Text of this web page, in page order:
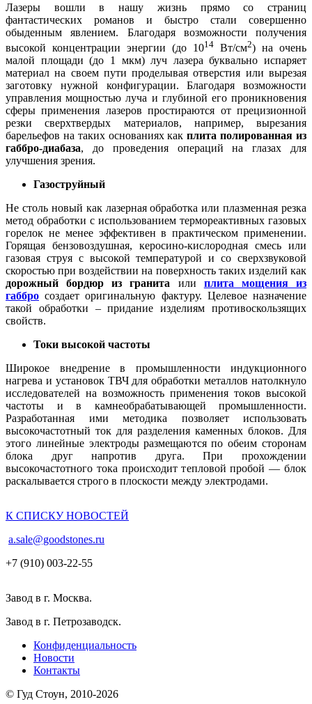
Лазеры вошли в нашу жизнь прямо со страниц
фантастических романов и быстро стали совершенно
обыденным явлением. Благодаря возможности получения
высокой концентрации энергии (до 1014 Вт/см2) на очень
малой площади (до 1 мкм) луч лазера буквально испаряет
материал на своем пути проделывая отверстия или вырезая
заготовку нужной конфигурации. Благодаря возможности
управления мощностью луча и глубиной его проникновения
сферы применения лазеров простираются от прецизионной
резки сверхтвердых материалов, например, вырезания
барельефов на таких основаниях какплита полированная из
габбро-диабаза, до проведения операций на глазах для
улучшения зрения.
Газоструйный
Не столь новый как лазерная обработка или плазменная резка
метод обработки с использованием термореактивных газовых
горелок не менее эффективен в практическом применении.
Горящая бензовоздушная, керосино-кислородная смесь или
газовая струя с высокой температурой и со сверхзвуковой
скоростью при воздействии на поверхность таких изделий как
дорожный бордюр из гранита или плита мощения из
габбро создает оригинальную фактуру. Целевое назначение
такой обработки – придание изделиям противоскользящих
свойств.
Токи высокой частоты
Широкое внедрение в промышленности индукционного
нагрева и установок ТВЧ для обработки металлов натолкнуло
исследователей на возможность применения токов высокой
частоты и в камнеобрабатывающей промышленности.
Разработанная ими методика позволяет использовать
высокочастотный ток для разделения каменных блоков. Для
этого линейные электроды размещаются по обеим сторонам
блока друг напротив друга. При прохождении
высокочастотного тока происходит тепловой пробой — блок
раскалывается строго в плоскости между электродами.
К СПИСКУ НОВОСТЕЙ
a.sale@goodstones.ru
+7 (910) 003-22-55
Завод в г. Москва.
Завод в г. Петрозаводск.
Конфиденциальность
Новости
Контакты
© Гуд Стоун, 2010-2026